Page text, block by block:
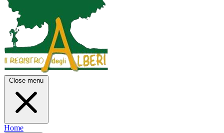
Close menu
Home